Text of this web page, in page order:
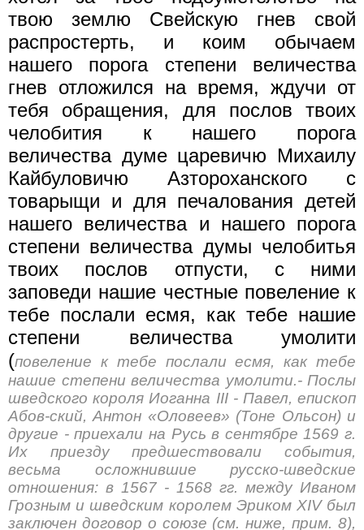
твою землю Свейскую гнев свой
распростерть, и коим обычаем
нашего порога степени величества
гнев отложился на время, ждучи от
тебя обращения, для послов твоих
челобития к нашего порога
величества думе царевичю Михаилу
Кайбуловичю Азтороханского с
товарыщи и для печалования детей
нашего величества и нашего порога
степени величества думы челобитья
твоих послов отпусти, с ними
заповеди нашие честные повеление к
тебе послали есмя, как тебе нашие
степени величества умолити
(повеление к тебе послали есмя, как тебе
нашие степени величества умолити.- Послы
шведского короля Иоганна III - Павел, епископ
Абов-ский, Антон «Оловеев» (Тоне Ольсон) и
другие - приехали на Русь в сентябре 1569 г.
Их приезду предшествовали события,
весьма осложнившие русско-шведские
отношения: в 1567 - 1568 гг. между Иваном
Грозным и шведским королем Эриком XIV был
заключен договор о союзе (см. ниже, прим. 8),